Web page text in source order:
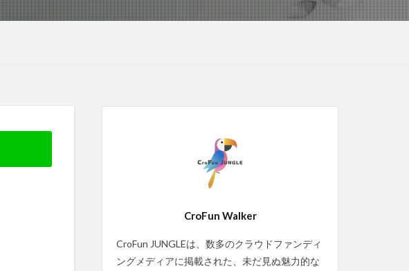
CroFun Walker
CroFun JUNGLEは、数多のクラウドファンディ
ングメディアに掲載された、未だ見ぬ魅力的な